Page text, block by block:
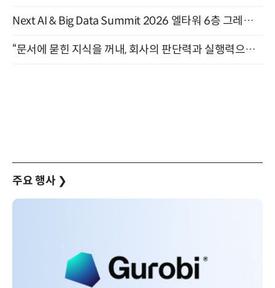
Next AI & Big Data Summit 2026 엘타워 6층 그레이스홀 개최 (9/18)
“문서에 묻힌 지식을 꺼내, 회사의 판단력과 실행력으로 바꾸다” (8/20)
주요 행사 ❯